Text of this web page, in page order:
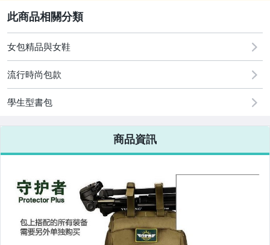
圖書/影音/文具
古董、藝術與礦石
手機、配件與通訊
美容保養與彩妝
電腦、平板與周邊
相機、攝影與周邊
運動、戶外與休閒
嬰幼兒與孕婦
女包精品與女鞋
流行時尚包款
學生型書包
商品資訊